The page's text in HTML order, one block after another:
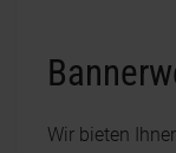
Wir bieten